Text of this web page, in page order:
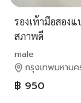
รองเท้ามือสอง
สภาพดี
male
กรุงเทพมหานค
฿ 950